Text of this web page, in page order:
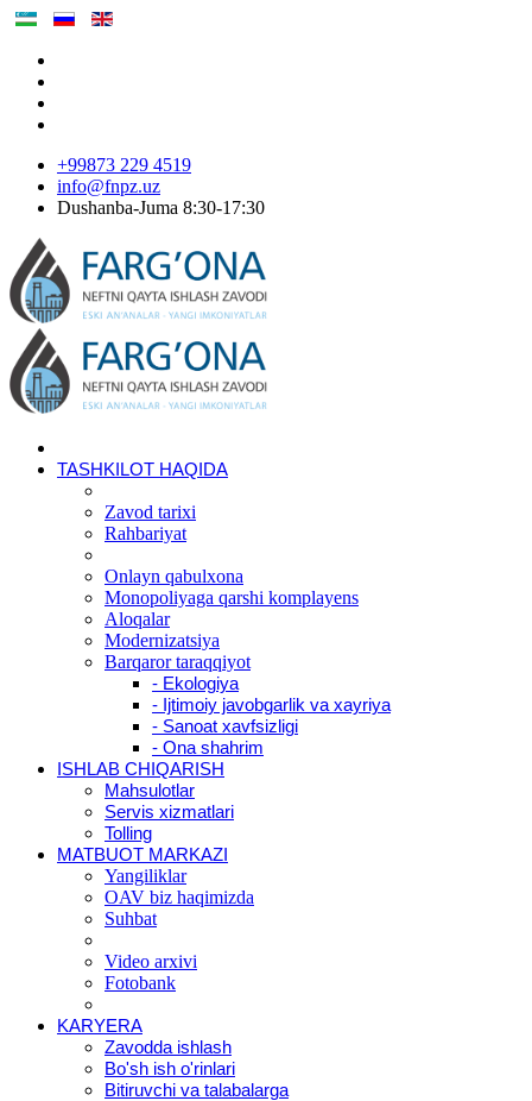
+99873 229 4519
info@fnpz.uz
Dushanba-Juma 8:30-17:30
TASHKILOT HAQIDA
Zavod tarixi
Rahbariyat
Onlayn qabulxona
Monopoliyaga qarshi komplayens
Aloqalar
Modernizatsiya
Barqaror taraqqiyot
- Ekologiya
- Ijtimoiy javobgarlik va xayriya
- Sanoat xavfsizligi
- Ona shahrim
ISHLAB CHIQARISH
Mahsulotlar
Servis xizmatlari
Tolling
MATBUOT MARKAZI
Yangiliklar
OAV biz haqimizda
Suhbat
Video arxivi
Fotobank
KARYERA
Zavodda ishlash
Bo'sh ish o'rinlari
Bitiruvchi va talabalarga